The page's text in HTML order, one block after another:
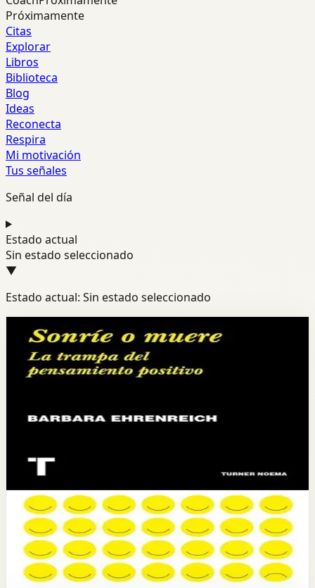
Próximamente
Citas
Explorar
Libros
Biblioteca
Blog
Ideas
Reconecta
Respira
Mi motivación
Tus señales
Señal del día
Estado actual
Sin estado seleccionado
▼
Estado actual: Sin estado seleccionado
MentalidadRealismo Motivacion
Sonríe o muere
La autora analiza críticamente la cultura del
pensamiento positivo en Estados Unidos,
argumentando que la obsesión con el optimismo
irracional puede ser perjudicial, y abogando en cambio
por una mentalidad realista y crítica como base del
verdadero éxito.